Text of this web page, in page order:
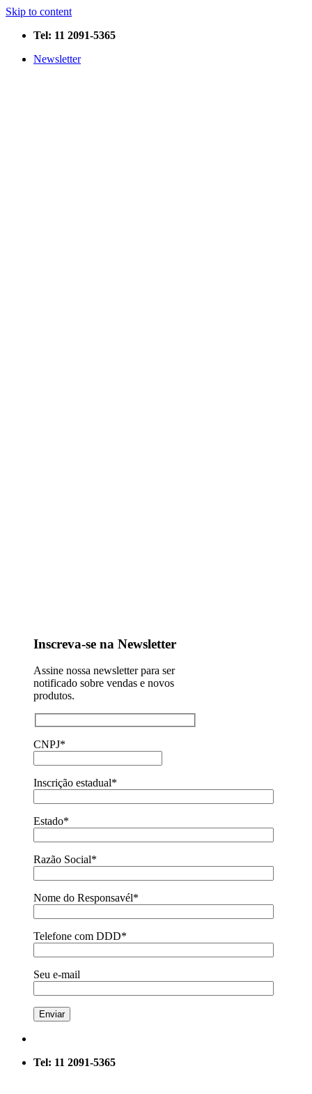
Skip to content
Tel: 11 2091-5365
Newsletter
Inscreva-se na Newsletter
Assine nossa newsletter para ser
notificado sobre vendas e novos
produtos.
CNPJ*
Inscrição estadual*
Estado*
Razão Social*
Nome do Responsavél*
Telefone com DDD*
Seu e-mail
Tel: 11 2091-5365